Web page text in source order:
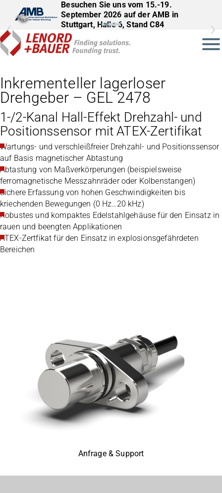
Besuchen Sie uns vom 15.-19.
September 2026 auf der AMB in
Stuttgart, Halle 6, Stand C84
Besuchen Sie uns vom 22.–25.
September 2026 auf der InnoTrans in
Berlin, Halle 27, Stand 561
Inkrementeller lagerloser
Drehgeber – GEL 2478
1-/2-Kanal Hall-Effekt Drehzahl- und
Positionssensor mit ATEX-Zertifikat
Wartungs- und verschleißfreier Drehzahl- und Positionssensor
auf Basis magnetischer Abtastung
Abtastung von Maßverkörperungen (beispielsweise
ferromagnetische Messzahnräder oder Kolbenstangen)
Sichere Erfassung von hohen Geschwindigkeiten bis
kriechenden Bewegungen (0 Hz…20 kHz)
Robustes und kompaktes Edelstahlgehäuse für den Einsatz in
rauen und beengten Applikationen
ATEX-Zertfikat für den Einsatz in explosionsgefährdeten
Bereichen
Anfrage & Support